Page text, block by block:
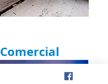
Comercial